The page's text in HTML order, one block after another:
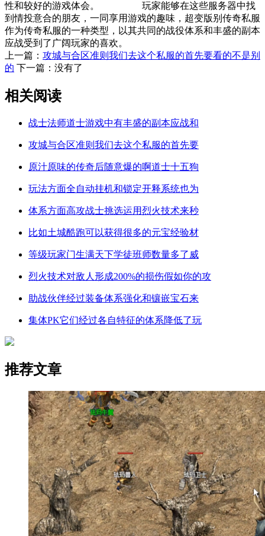
性和较好的游戏体会。 玩家能够在这些服务器中找
到情投意合的朋友，一同享用游戏的趣味，超变版别传奇私服
作为传奇私服的一种类型，以其共同的战役体系和丰盛的副本
应战受到了广阔玩家的喜欢。
上一篇： 攻城与合区准则我们去这个私服的首先要看的不是别
的 下一篇：没有了
相关阅读
战士法师道士游戏中有丰盛的副本应战和
攻城与合区准则我们去这个私服的首先要
原汁原味的传奇后随意爆的啊道士十五狗
玩法方面全自动挂机和锁定开释系统也为
体系方面高攻战士挑选运用烈火技术来秒
比如土城酷跑可以获得很多的元宝经验材
等级玩家门生满天下学徒班师数量多了威
烈火技术对敌人形成200%的损伤假如你的攻
助战伙伴经过装备体系强化和镶嵌宝石来
集体PK它们经过各自特征的体系降低了玩
推荐文章